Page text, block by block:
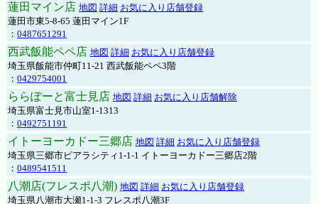
蓮田マイン店 地図 詳細 お気に入り店舗登録
蓮田市東5-8-65 蓮田マイン1F
： 0487651291
西武飯能ペペ店 地図 詳細 お気に入り店舗登録
埼玉県飯能市仲町11-21 西武飯能ペペ3階
： 0429754001
ららぽーと富士見店 地図 詳細 お気に入り店舗解除
埼玉県富士見市山室1-1313
： 0492751191
イトーヨーカドー三郷店 地図 詳細 お気に入り店舗登録
埼玉県三郷市ピアラシティ1-1-1 イトーヨーカドー三郷店2階
： 0489541511
八潮店(フレスポ八潮) 地図 詳細 お気に入り店舗登録
埼玉県八潮市大瀬1-1-3 フレスポ八潮3F